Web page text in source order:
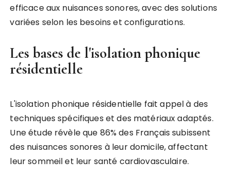
efficace aux nuisances sonores, avec des solutions
variées selon les besoins et configurations.
Les bases de l'isolation phonique
résidentielle
L'isolation phonique résidentielle fait appel à des
techniques spécifiques et des matériaux adaptés.
Une étude révèle que 86% des Français subissent
des nuisances sonores à leur domicile, affectant
leur sommeil et leur santé cardiovasculaire.